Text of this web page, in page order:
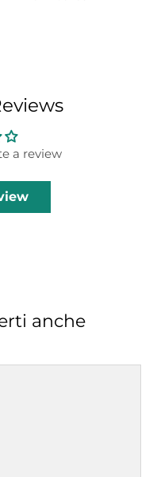
a review
anche